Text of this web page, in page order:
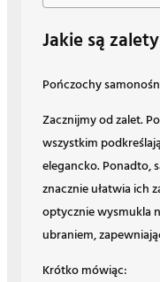
Jakie są
Pończochy
Zacznijmy od zalet.
wszystkim
elegancko. Ponadto,
znacznie ułatwia ich
optycznie wysmukla
ubraniem,
Krótko mówiąc: